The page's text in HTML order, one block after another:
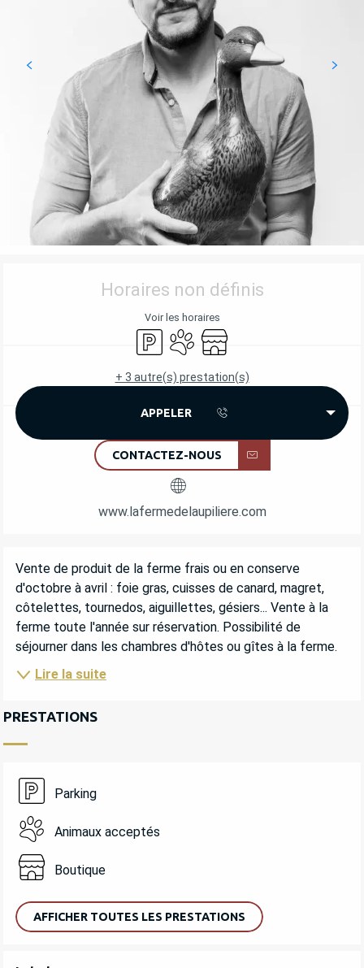
OUVERTURE ET COORDONNÉES
Horaires non définis
Voir les horaires
ParkingAnimaux acceptés
Boutique
+ 3 autre(s) prestation(s)
APPELER
CONTACTEZ-NOUS
www.lafermedelaupiliere.com
DESCRIPTION
Vente de produit de la ferme frais ou en conserve
d'octobre à avril : foie gras, cuisses de canard, magret,
côtelettes, tournedos, aiguillettes, gésiers... Vente à la
ferme toute l'année sur réservation. Possibilité de
séjourner dans les chambres d'hôtes ou gîtes à la ferme.
Lire la suite
PRESTATIONS
Parking
Animaux acceptés
Boutique
AFFICHER TOUTES LES PRESTATIONS